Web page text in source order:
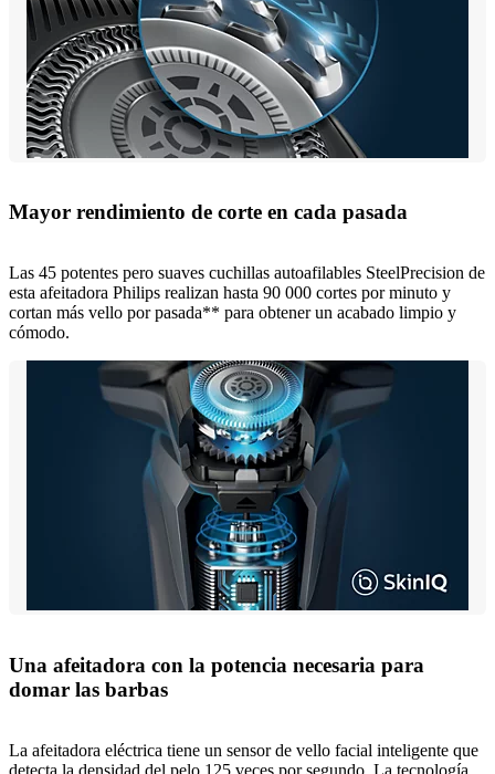
Mayor rendimiento de corte en cada pasada
Las 45 potentes pero suaves cuchillas autoafilables SteelPrecision de
esta afeitadora Philips realizan hasta 90 000 cortes por minuto y
cortan más vello por pasada** para obtener un acabado limpio y
cómodo.
Una afeitadora con la potencia necesaria para
domar las barbas
La afeitadora eléctrica tiene un sensor de vello facial inteligente que
detecta la densidad del pelo 125 veces por segundo. La tecnología